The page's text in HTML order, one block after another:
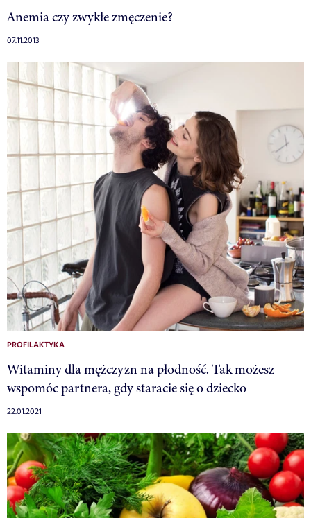
Anemia czy zwykłe zmęczenie?
07.11.2013
PROFILAKTYKA
Witaminy dla mężczyzn na płodność. Tak możesz
wspomóc partnera, gdy staracie się o dziecko
22.01.2021